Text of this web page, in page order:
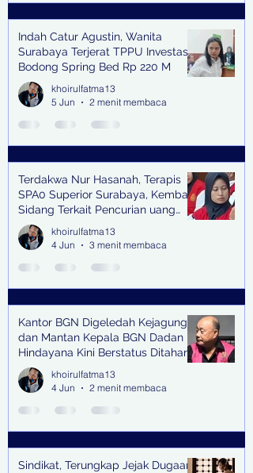
Indah Catur Agustin, Wanita
Surabaya Terjerat TPPU Investasi
Bodong Spring Bed Rp 220 M
khoirulfatma13
5 Jun
2 menit membaca
Terdakwa Nur Hasanah, Terapis
SPA0 Superior Surabaya, Kembali
Sidang Terkait Pencurian uang
senilai Rp1,285 M di PN Surabaya
khoirulfatma13
4 Jun
3 menit membaca
Kantor BGN Digeledah Kejagung
dan Mantan Kepala BGN Dadan
Hindayana Kini Berstatus Ditahan
khoirulfatma13
4 Jun
2 menit membaca
Sindikat, Terungkap Jejak Dugaan